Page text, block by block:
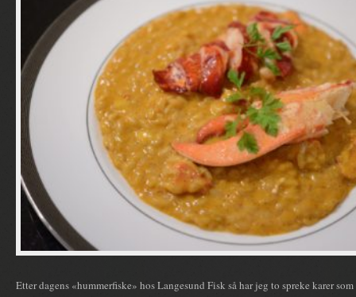
Etter dagens «hummerfiske» hos Langesund Fisk så har jeg to spreke karer